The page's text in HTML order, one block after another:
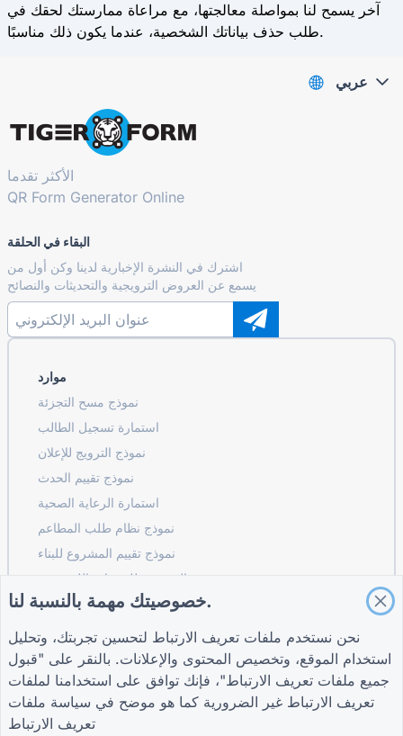
آخر يسمح لنا بمواصلة معالجتها، مع مراعاة ممارستك لحقك في
طلب حذف بياناتك الشخصية، عندما يكون ذلك مناسبًا.
الأكثر تقدما
QR Form Generator Online
البقاء في الحلقة
اشترك في النشرة الإخبارية لدينا وكن أول من
يسمع عن العروض الترويجية والتحديثات والنصائح
موارد
نموذج مسح التجزئة
استمارة تسجيل الطالب
نموذج الترويج للإعلان
نموذج تقييم الحدث
استمارة الرعاية الصحية
نموذج نظام طلب المطاعم
نموذج تقييم المشروع للبناء
نموذج تقييم الموردين للخدمات اللوجستية
نموذج طلب خدمة المرافق
نموذج مشاركة العملاء
أدلة
مركز المساعدة
شركة
شروط
عربي
خصوصيتك مهمة بالنسبة لنا.
نحن نستخدم ملفات تعريف الارتباط لتحسين تجربتك، وتحليل
استخدام الموقع، وتخصيص المحتوى والإعلانات. بالنقر على "قبول
جميع ملفات تعريف الارتباط"، فإنك توافق على استخدامنا لملفات
تعريف الارتباط غير الضرورية كما هو موضح في سياسة ملفات
تعريف الارتباط